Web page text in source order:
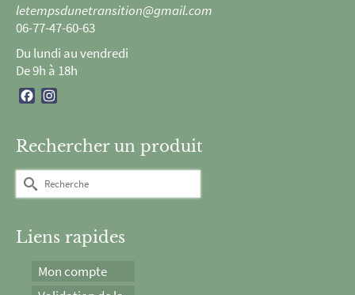
letempsdunetransition@gmail.com
06-77-47-60-63
Du lundi au vendredi
De 9h à 18h
Facebook
Rechercher un produit
Rechercher :
Liens rapides
Mon compte